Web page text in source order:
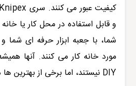
و قابل استفاده در محل کار یا
شما، با جعبه ابزار حرفه ای شما
مورد خانه کار می کنند. آنها
DIY نیستند، اما برخی از بهترین ها هستند.